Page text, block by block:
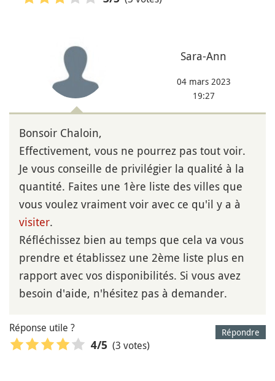
Sara-Ann
04 mars 2023
19:27
Bonsoir Chaloin,
Effectivement, vous ne pourrez pas tout voir.
Je vous conseille de privilégier la qualité à la
quantité. Faites une 1ère liste des villes que
vous voulez vraiment voir avec ce qu'il y a à
visiter.
Réfléchissez bien au temps que cela va vous
prendre et établissez une 2ème liste plus en
rapport avec vos disponibilités. Si vous avez
besoin d'aide, n'hésitez pas à demander.
Répondre
Réponse utile ?
4/5 (3 votes)